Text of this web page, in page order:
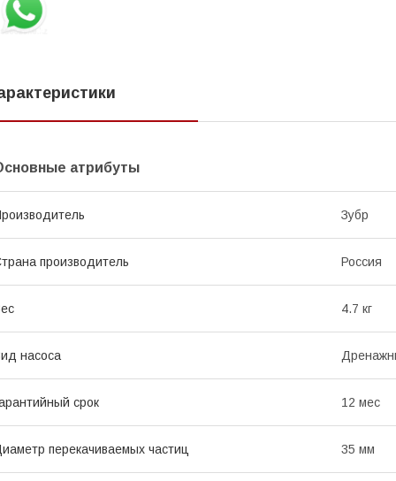
атрибуты
Зубр
производитель Россия
4.7 кг
насоса
срок 12 мес
перекачиваемых частиц 35 мм